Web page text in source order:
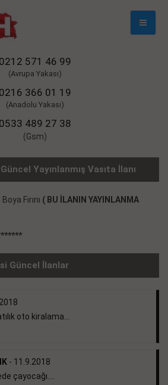
Mobil
0212 571 46 99
(Avrupa Yakası)
0216 366 01 19
(Anadolu Yakası)
0533 489 27 38
(Gsm)
Yayınlanmış Vasıta İlanı
Fırını ( BU İLANIN YAYINLANMA
Güncel İlanlar
oto kiralama...
- 11.9.2018
çayocağı....